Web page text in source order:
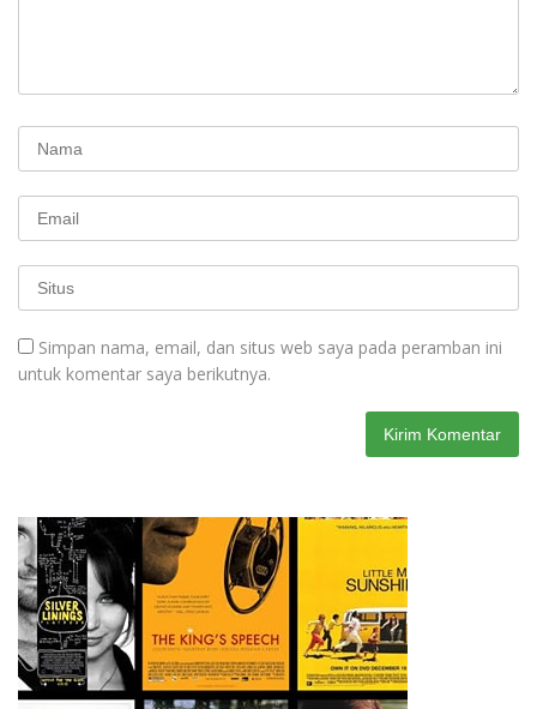
Simpan nama, email, dan situs web saya pada peramban ini
untuk komentar saya berikutnya.